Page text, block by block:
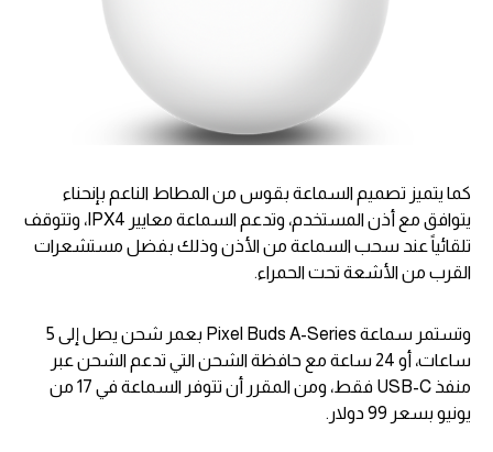
كما يتميز تصميم السماعة بقوس من المطاط الناعم بإنحناء
يتوافق مع أذن المستخدم، وتدعم السماعة معايير IPX4، وتتوقف
تلقائياً عند سحب السماعة من الأذن وذلك بفضل مستشعرات
القرب من الأشعة تحت الحمراء.
وتستمر سماعة Pixel Buds A-Series بعمر شحن يصل إلى 5
ساعات، أو 24 ساعة مع حافظة الشحن التي تدعم الشحن عبر
منفذ USB-C فقط، ومن المقرر أن تتوفر السماعة في 17 من
يونيو بسعر 99 دولار.